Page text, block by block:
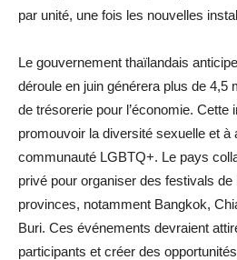
par unité, une fois les nouvelles
Le gouvernement thaïlandais
déroule en juin générera plus de 4,5
de trésorerie pour l’économie. Cette
promouvoir la diversité sexuelle et à
communauté LGBTQ+. Le pays
privé pour organiser des festivals
provinces, notamment Bangkok,
Buri. Ces événements devraient
participants et créer des